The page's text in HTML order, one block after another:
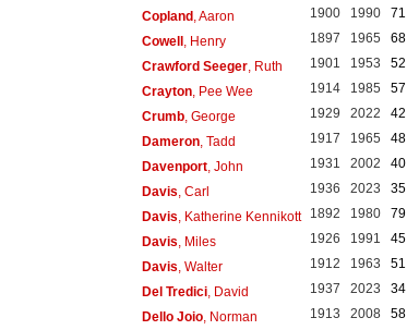
Copland, Aaron 1900 1990
71
Cowell, Henry 1897 1965
68
Crawford Seeger, Ruth 1901 1953
52
Crayton, Pee Wee 1914 1985
57
Crumb, George 1929 2022
42
Dameron, Tadd 1917 1965
48
Davenport, John 1931 2002
40
Davis , Carl 1936 2023
35
Davis , Katherine Kennikott 1892 1980
79
Davis , Miles 1926 1991
45
Davis , Walter 1912 1963
51
Del Tredici, David 1937 2023
34
Dello Joio, Norman 1913 2008
58